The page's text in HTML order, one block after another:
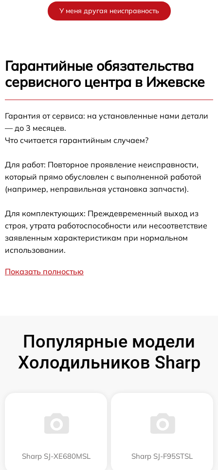
У меня другая неисправность
Гарантийные обязательства
сервисного центра в Ижевске
Гарантия от сервиса: на установленные нами детали
— до 3 месяцев.
Что считается гарантийным случаем?
Для работ: Повторное проявление неисправности,
который прямо обусловлен с выполненной работой
(например, неправильная установка запчасти).
Для комплектующих: Преждевременный выход из
строя, утрата работоспособности или несоответствие
заявленным характеристикам при нормальном
использовании.
Показать полностью
Популярные модели
Холодильников Sharp
Sharp SJ-XE680MSL Sharp SJ-F95STSL